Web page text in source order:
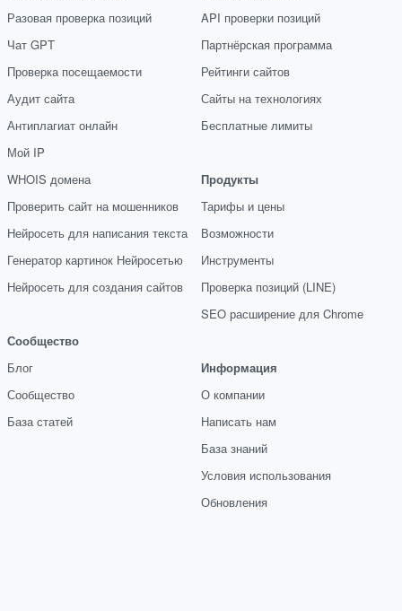
Разовая проверка позиций
Чат GPT
Проверка посещаемости
Аудит сайта
Антиплагиат онлайн
Мой IP
WHOIS домена
Проверить сайт на мошенников
Нейросеть для написания текста
Генератор картинок Нейросетью
Нейросеть для создания сайтов
Сообщество
Блог
Сообщество
База статей
API проверки позиций
Партнёрская программа
Рейтинги сайтов
Сайты на технологиях
Бесплатные лимиты
Продукты
Тарифы и цены
Возможности
Инструменты
Проверка позиций (LINE)
SEO расширение для Chrome
Информация
О компании
Написать нам
База знаний
Условия использования
Обновления